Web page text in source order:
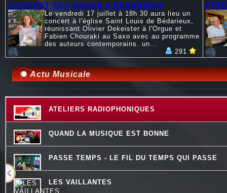
CONCERT SAX ORGUE A BEDARIEUX
Le vendredi 17 juillet à 18h 30 aura lieu un
concert à l'église Saint Louis de Bédarieux,
réunissant Olivier Dekeister à l'Orgue et
Fabien Chouraki au Saxo avec au programme
des auteurs contemporains. un...
291
Actu Musicale
ATELIERS RADIOPHONIQUES
QUAND LA MUSIQUE EST BONNE
PASSE TEMPS - LE FIL DU TEMPS QUI PASSE
LES VAILLANTES